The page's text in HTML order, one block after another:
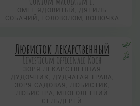
ОМЕГ ЯДОВИТЫЙ, ДЯГИЛЬ
СОБАЧИЙ, ГОЛОВОЛОМ, ВОНЮЧКА
Любисток лекарственный
Levisticum officinale Koch
ЗОРЯ ЛЕКАРСТВЕННАЯ
ДУДОЧНИК, ДУДЧАТАЯ ТРАВА,
ЗОРЯ САДОВАЯ, ЛЮБИСТИК,
ЛЮБИСТРА, МНОГОЛЕТНИЙ
СЕЛЬДЕРЕЙ